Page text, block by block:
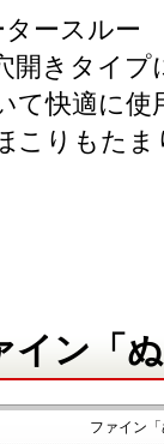
ースルー
開きタイ
て快適に使
こりもた
イン「
ファイン